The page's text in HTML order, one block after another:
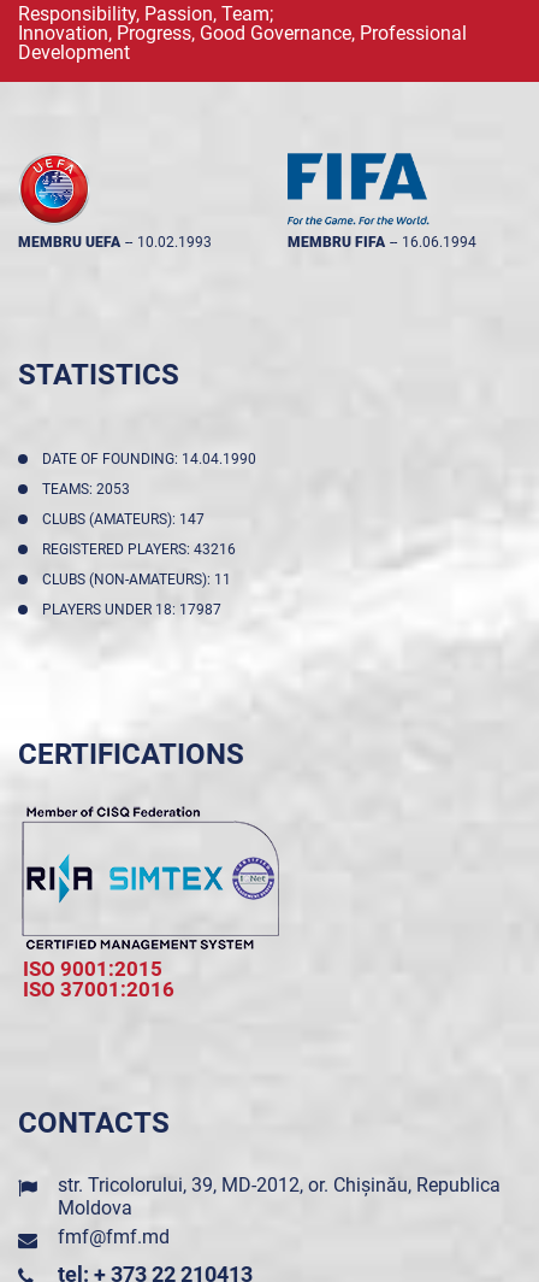
Responsibility, Passion, Team;
Innovation, Progress, Good Governance, Professional
Development
MEMBRU UEFA -- 10.02.1993 MEMBRU FIFA -- 16.06.1994
STATISTICS
DATE OF FOUNDING: 14.04.1990
TEAMS: 2053
CLUBS (AMATEURS): 147
REGISTERED PLAYERS: 43216
CLUBS (NON-AMATEURS): 11
PLAYERS UNDER 18: 17987
CERTIFICATIONS
ISO 9001:2015
ISO 37001:2016
CONTACTS
str. Tricolorului, 39, MD-2012, or. Chișinău, Republica
Moldova
fmf@fmf.md
tel: + 373 22 210413